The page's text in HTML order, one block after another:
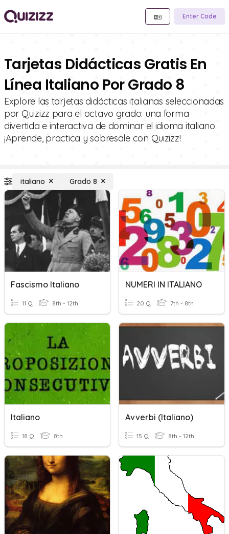
Enter Code
Tarjetas Didácticas Gratis En
Línea Italiano Por Grado 8
Explore las tarjetas didácticas italianas seleccionadas
por Quizizz para el octavo grado: una forma
divertida e interactiva de dominar el idioma italiano.
¡Aprende, practica y sobresale con Quizizz!
italiano Grado 8
Fascismo Italiano
11 Q 8th - 12th
NUMERI IN ITALIANO
20 Q 7th - 8th
Italiano
18 Q 8th
Avverbi (italiano)
15 Q 8th - 12th